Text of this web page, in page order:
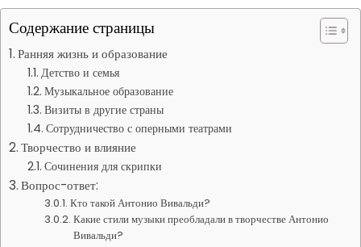
Содержание страницы
Ранняя жизнь и образование
Детство и семья
Музыкальное образование
Визиты в другие страны
Сотрудничество с оперными театрами
Творчество и влияние
Сочинения для скрипки
Вопрос-ответ:
Кто такой Антонио Вивальди?
Какие стили музыки преобладали в творчестве Антонио
Вивальди?